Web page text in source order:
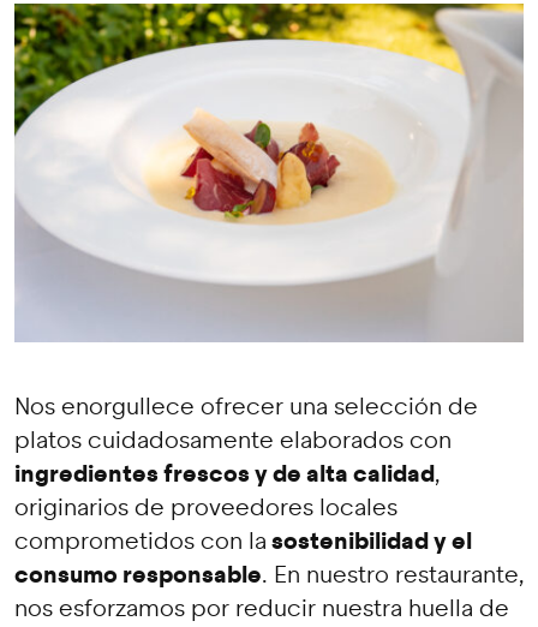
Nos enorgullece ofrecer una selección de
platos cuidadosamente elaborados con
ingredientes frescos y de alta calidad,
originarios de proveedores locales
comprometidos con la sostenibilidad y el
consumo responsable. En nuestro restaurante,
nos esforzamos por reducir nuestra huella de